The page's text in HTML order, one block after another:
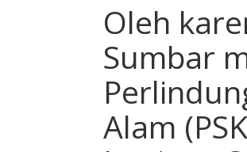
Oleh
Sumbar
Alam